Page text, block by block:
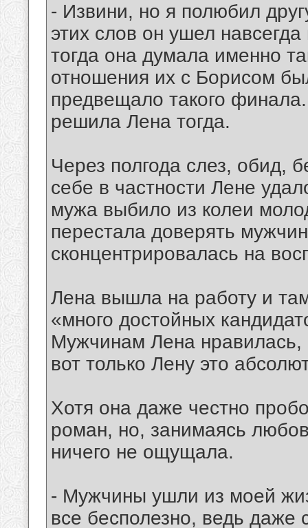
- Извини, но я полюбил
этих слов он ушел
тогда она думала именно
отношения их с Борисом
предвещало такого
решила Лена тогда.
Через полгода слез, обид,
себе в частности Лене
мужа выбило из колеи
перестала доверять
сконцентрировалась на
Лена вышла на работу и
«много достойных
Мужчинам Лена нравилась,
вот только Лену это
Хотя она даже честно
роман, но, занимаясь
ничего не ощущала.
- Мужчины ушли из моей
все бесполезно, ведь